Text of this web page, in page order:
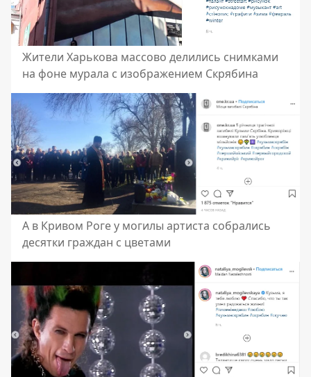
Жители Харькова массово делились снимками
на фоне мурала с изображением Скрябина
А в Кривом Роге у могилы артиста собрались
десятки граждан с цветами